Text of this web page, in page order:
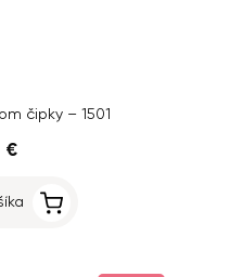
čipky – 1501
€